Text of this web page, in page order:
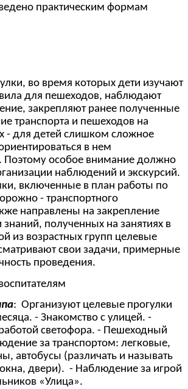
практическим формам
во время которых дети изучают
для пешеходов, наблюдают
закрепляют ранее полученные
транспорта и пешеходов на
- для детей слишком сложное
в нем
Поэтому особое внимание должно
наблюдений и экскурсий.
включенные в план работы по
- транспортного
направлены на закрепление
полученных на занятиях в
из возрастных групп целевые
свои задачи, примерные
проведения.
: Организуют целевые прогулки
- Знакомство с улицей. -
светофора. - Пешеходный
за транспортом: легковые,
автобусы (различать и называть
двери). - Наблюдение за игрой
«Улица».